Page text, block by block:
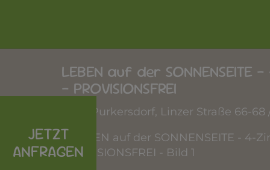
LEBEN auf der
- PROVISIONSFREI
3002 Purkersdorf, Linzer Straße 66-68
JETZT
ANFRAGEN